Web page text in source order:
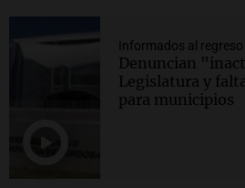
Informados al regreso
Denuncian
Legislatura y
para municipios